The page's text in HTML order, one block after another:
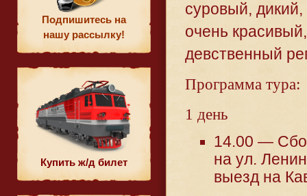
Подпишитесь на
нашу рассылку!
Купить ж/д билет
суровый, дикий,
очень
девственный
Программа тура:
1 день
14.00 —
на ул.
выезд на